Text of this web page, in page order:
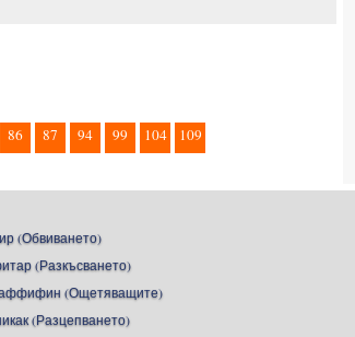
86 87 94 99 104 109
(Обвиването)
(Разкъсването)
(Ощетяващите)
(Разцепването)